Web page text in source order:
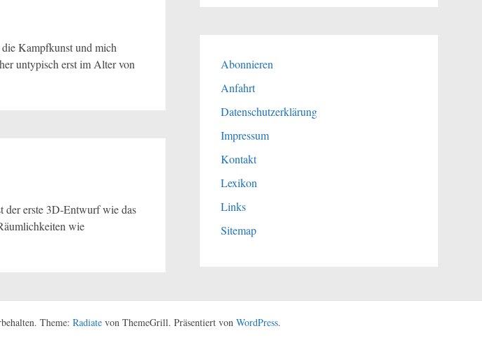
Kampfkunst und mich
untypisch erst im Alter von
erste 3D-Entwurf wie das
wie
Abonnieren
Anfahrt
Datenschutzerklärung
Impressum
Kontakt
Lexikon
Links
Sitemap
Theme: Radiatevon ThemeGrill. Präsentiert von WordPress.